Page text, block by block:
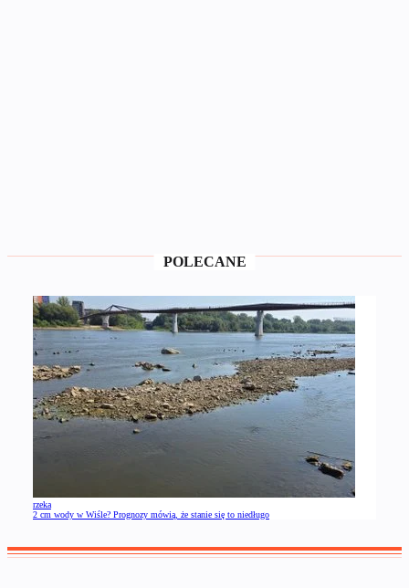
POLECANE
rzeka
2 cm wody w Wiśle? Prognozy mówią, że stanie się to niedługo